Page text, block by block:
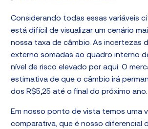
Considerando todas essas variáveis
está difícil de visualizar um cenário
nossa taxa de câmbio. As incertezas
externo somadas ao quadro interno
nível de risco elevado por aqui. O
estimativa de que o câmbio irá
dos R$5,25 até o final do próximo ano.
Em nosso ponto de vista temos uma
comparativa, que é nosso diferencial